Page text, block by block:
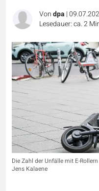
Vondpa |
Lesedauer: ca. 2
Die Zahl der Unfälle mit E-
Jens Kalaene